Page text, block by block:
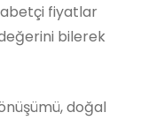
fiyatlar
bilerek
doğal